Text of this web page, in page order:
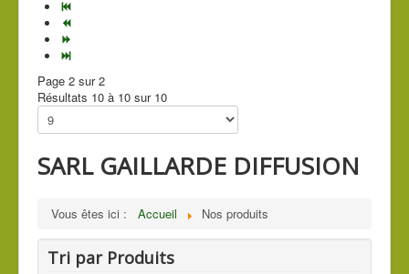
Page 2 sur 2
Résultats 10 à 10 sur 10
SARL GAILLARDE DIFFUSION
Vous êtes ici : Accueil Nos produits
Tri par Produits